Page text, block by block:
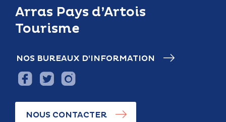
Arras Pays d’Artois
Tourisme
NOS BUREAUX D’INFORMATION
NOUS CONTACTER